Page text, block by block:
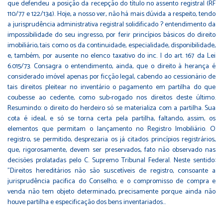
que defendeu a posição da recepção do título no assento registral (RF
110/77 e 122/134). Hoje, a nosso ver, não há mais dúvida a respeito, tendo
a jurisprudência administrativa registral solidificado ? entendimento da
impossibilidade do seu ingresso, por ferir princípios básicos do direito
imobiliário, tais como os da continuidade, especialidade, disponibilidade,
e, também, por ausente no elenco taxativo do inc. I do art. 167 da Lei
6.015/73. Consagra o entendimento, ainda, que o direito à herança é
considerado imóvel apenas por ficção legal, cabendo ao cessionário de
tais direitos pleitear no inventário o pagamento em partilha do que
coubesse ao cedente, como sub-rogado nos direitos deste último.
Resumindo: o direito do herdeiro só se materializa com a partilha. Sua
cota é ideal, e só se torna certa pela partilha, faltando, assim, os
elementos que permitam o lançamento no Registro Imobiliário. O
registro, se permitido, desprezaria os já citados princípios registrários,
que, rigorosamente, devem ser preservados, fato não observado nas
decisões prolatadas pelo C. Supremo Tribunal Federal. Neste sentido:
"Direitos hereditários não são suscetíveis de registro, consoante a
jurisprudência pacifica do Conselho; e o compromisso de compra e
venda não tem objeto determinado, precisamente porque ainda não
houve partilha e especificação dos bens inventariados...